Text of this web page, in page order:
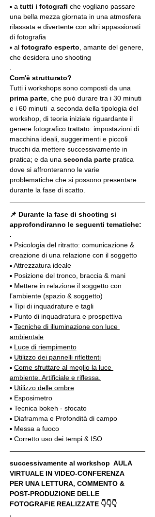
▪️ a tutti i fotografi che vogliano passare
una bella mezza giornata in una atmosfera
rilassata e divertente con altri appassionati
di fotografia
▪️ al fotografo esperto , amante del genere,
che desidera uno shooting
Com'è strutturato?
Tutti i workshops sono composti da una
prima parte , che può durare tra i 30 minuti
e i 60 minuti  a seconda della tipologia del
workshop, di teoria iniziale riguardante il
genere fotografico trattato: impostazioni di
macchina ideali, suggerimenti e piccoli
trucchi da mettere successivamente in
pratica; e da una seconda parte pratica
dove si affronteranno le varie
problematiche che si possono presentare
durante la fase di scatto.
📌 Durante la fase di shooting si
approfondiranno le seguenti tematiche:
.
▪️ Psicologia del ritratto: comunicazione &
creazione di una relazione con il soggetto
▪️ Attrezzatura ideale
▪️ Posizione del tronco, braccia & mani
▪️ Mettere in relazione il soggetto con
l’ambiente (spazio & soggetto)
▪️ Tipi di inquadrature e tagli
▪️ Punto di inquadratura e prospettiva
▪️ Tecniche di illuminazione con luce
ambientale
▪️ Luce di riempimento
▪️ Utilizzo dei pannelli riflettenti
▪️ Come sfruttare al meglio la luce
ambiente. Artificiale e riflessa.
▪️ Utilizzo delle ombre
▪️ Esposimetro
▪️ Tecnica bokeh - sfocato
▪️ Diaframma e Profondità di campo
▪️ Messa a fuoco
▪️ Corretto uso dei tempi & ISO
successivamente al workshop  AULA
VIRTUALE IN VIDEO-CONFERENZA
PER UNA LETTURA, COMMENTO &
POST-PRODUZIONE DELLE
FOTOGRAFIE REALIZZATE 👇👇👇
.